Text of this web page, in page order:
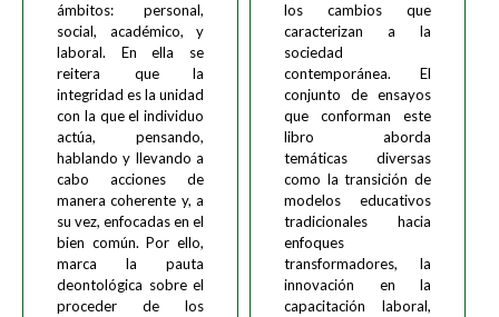
ámbitos: personal,
social, académico, y
laboral. En ella se
reitera que la
integridad es la unidad
con la que el individuo
actúa, pensando,
hablando y llevando a
cabo acciones de
manera coherente y, a
su vez, enfocadas en el
bien común. Por ello,
marca la pauta
deontológica sobre el
proceder de los
los cambios que
caracterizan a la
sociedad
contemporánea. El
conjunto de ensayos
que conforman este
libro aborda
temáticas diversas
como la transición de
modelos educativos
tradicionales hacia
enfoques
transformadores, la
innovación en la
capacitación laboral,